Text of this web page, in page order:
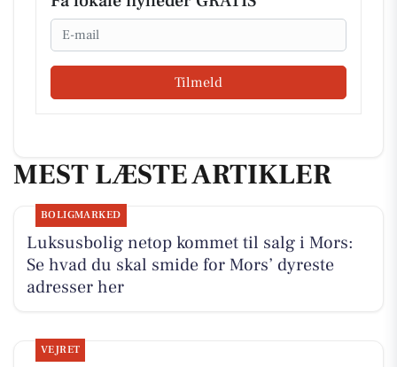
Email
Tilmeld
MEST LÆSTE ARTIKLER
BOLIGMARKED
Luksusbolig netop kommet til salg i Mors:
Se hvad du skal smide for Mors’ dyreste
adresser her
VEJRET